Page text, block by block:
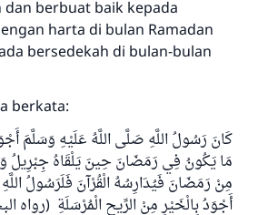
dan berbuat baik kepada
harta di bulan Ramadan
bersedekah di bulan-bulan
berkata:
كَانَ رَسُولُ اللَّهِ صَلَّى اللَّهُ عَلَيْهِ وَسَلَّمَ
مَا يَكُونُ فِي رَمَضَانَ حِينَ يَلْقَاهُ جِبْرِيلُ
مِنْ رَمَضَانَ فَيُدَارِسُهُ الْقُرْآنَ فَلَرَسُولُ
no. 110845
pernikahan.
memberikan jawaban untuk umat
Rasulullah ﷺ bersabda
suatu kebaikan,
mendapatkan pahala yang
orang yang melakukannya"